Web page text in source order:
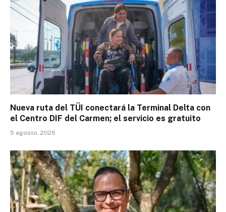
Nueva ruta del TÜI conectará la Terminal Delta con
el Centro DIF del Carmen; el servicio es gratuito
5 agosto, 2026